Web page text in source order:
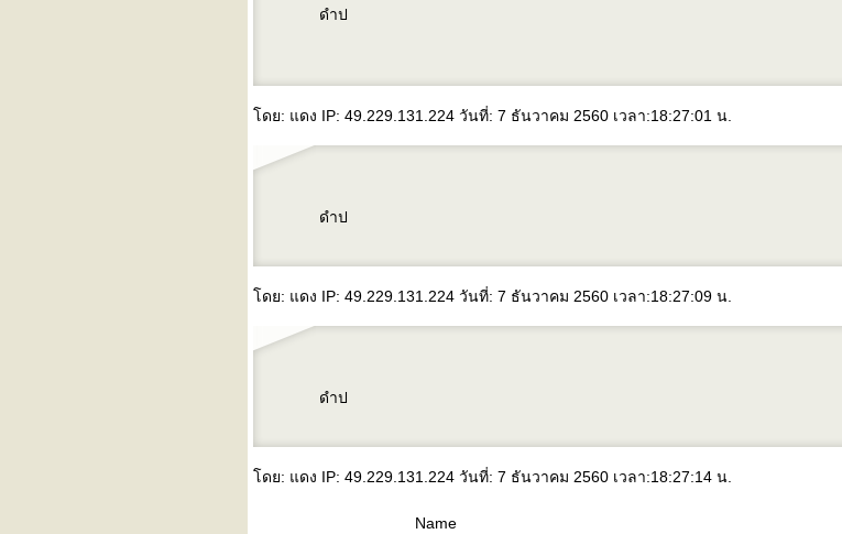
ดำป
ดย: แดง IP: 49.229.131.224 วันที่: 7 ธันวาคม 2560 เวลา:18:27:01 น.
ดำป
ดย: แดง IP: 49.229.131.224 วันที่: 7 ธันวาคม 2560 เวลา:18:27:09 น.
ดำป
ดย: แดง IP: 49.229.131.224 วันที่: 7 ธันวาคม 2560 เวลา:18:27:14 น.
Name